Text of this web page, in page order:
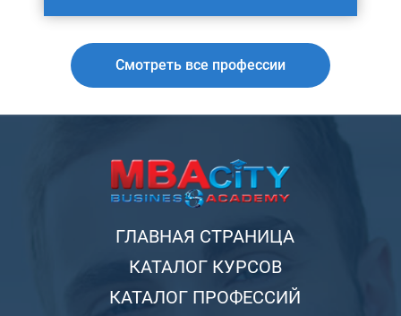
Смотреть все профессии
ГЛАВНАЯ СТРАНИЦА
КАТАЛОГ КУРСОВ
КАТАЛОГ ПРОФЕССИЙ